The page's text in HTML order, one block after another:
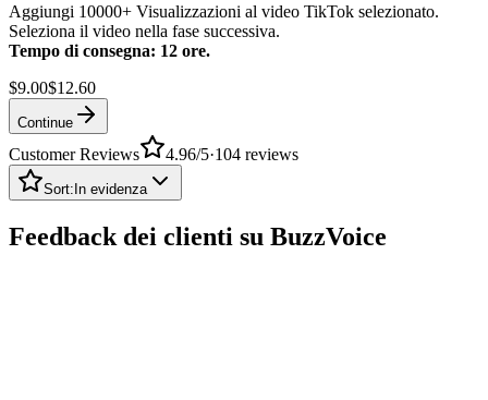
Aggiungi 10000+ Visualizzazioni al video TikTok selezionato.
Seleziona il video nella fase successiva.
Tempo di consegna: 12 ore.
$9.00$12.60
Continue
Customer Reviews 4.96/5·104 reviews
Sort: In evidenza
Feedback dei clienti su BuzzVoice